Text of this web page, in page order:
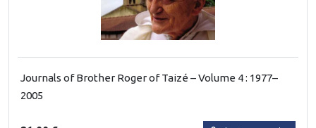
Journals of Brother Roger of Taizé – Volume 4 : 1977–
2005